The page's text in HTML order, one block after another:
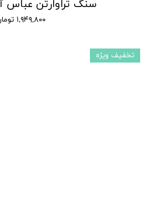
سنگ تراوارتن عباس
۱,۹۴۹,۸۰۰ تومان
تخفیف ویژه